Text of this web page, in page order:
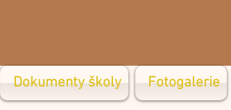
Dokumenty školy Fotogalerie